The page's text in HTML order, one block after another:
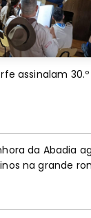
assinalam
da Abadia
na grande